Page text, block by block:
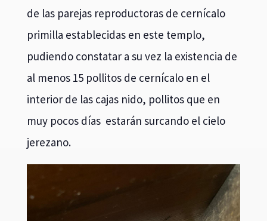
de las parejas reproductoras de cernícalo
primilla establecidas en este templo,
pudiendo constatar a su vez la existencia de
al menos 15 pollitos de cernícalo en el
interior de las cajas nido, pollitos que en
muy pocos días estarán surcando el cielo
jerezano.